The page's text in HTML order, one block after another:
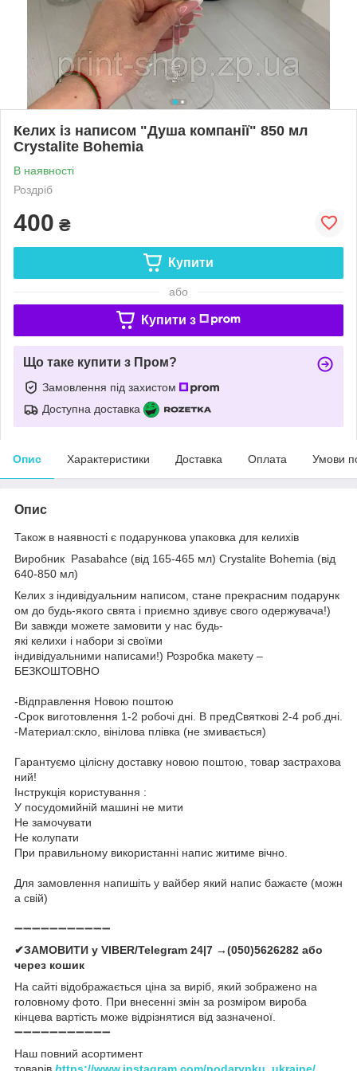
Келих із написом "Душа компанії" 850 мл
Crystalite Bohemia
В наявності
Роздріб
400 ₴
Купити
або
Купити з
Що таке купити з Пром?
Замовлення під захистом
Доступна доставка
Опис Характеристики Доставка Оплата Умови
Опис
Також в наявності є подарункова упаковка для келихів
Виробник Pasabahce (від 165-465 мл) Crystalite Bohemia (від
640-850 мл)
Келих з індивідуальним написом, стане прекрасним подарунк
ом до будь-якого свята і приємно здивує свого одержувача!)
Ви завжди можете замовити у нас будь-
які келихи і набори зі своїми
індивідуальними написами!) Розробка макету –
БЕЗКОШТОВНО
-Відправлення Новою поштою
-Срок виготовлення 1-2 робочі дні. В предСвяткові 2-4 роб.дні.
-Материал:скло, вінілова плівка (не змивається)
Гарантуємо цілісну доставку новою поштою, товар застрахова
ний!
Інструкція користування :
У посудомийній машині не мити
Не замочувати
Не колупати
При правильному використанні напис житиме вічно.
Для замовлення напишіть у вайбер який напис бажаєте (можн
а свій)
➖➖➖➖➖➖➖➖➖➖➖
✔ЗАМОВИТИ у VIBER/Telegram 24|7 →(050)5626282 або
через кошик
На сайті відображається ціна за виріб, який зображено на
головному фото. При внесенні змін за розміром вироба
кінцева вартість може відрізнятися від зазначеної.
➖➖➖➖➖➖➖➖➖➖➖
Наш повний асортимент
товарів https://www.instagram.com/podarynku_ukraine/